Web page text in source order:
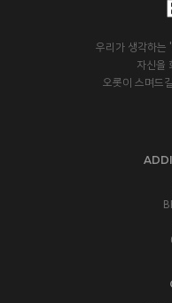
우리가 생각하는
자신을
오롯이 스며드